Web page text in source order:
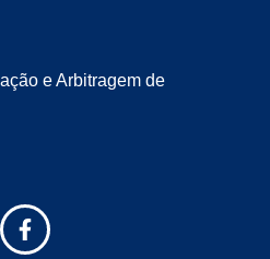
e Arbitragem de